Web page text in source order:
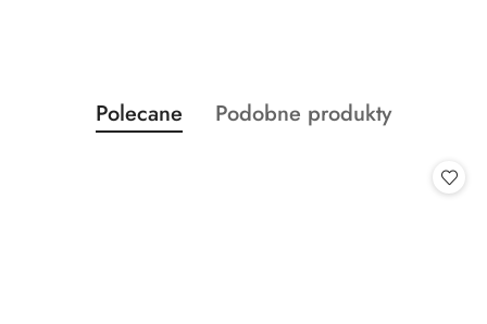
Pomiń karuzelę produktów
Produkty
o
Polecane
Produkty
Podobne produkty